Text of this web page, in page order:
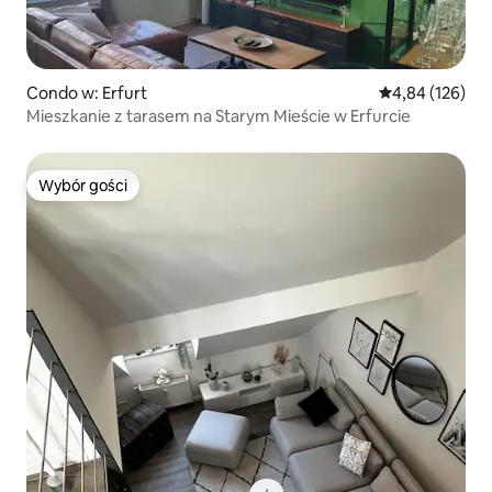
Condo w: Erfurt Średnia
4,84 (126)
Mieszkanie z tarasem na Starym Mieście w Erfurcie
Wybór gości
Wybór gości